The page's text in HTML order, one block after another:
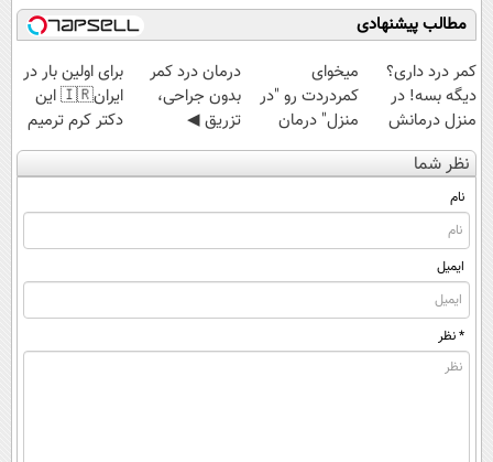
مطالب پیشنهادی
کمر درد داری؟
دیگه بسه! در
منزل درمانش
کن
(◀پرسش‌نامه)
میخوای
کمردردت رو "در
منزل" درمان
کنی؟ (◂فیلم +
◂پرسش‌نامه)
درمان درد کمر
بدون جراحی،
تزریق ◀
پرسش‌نامه رو پر
کن ▶
برای اولین بار در
ایران🇮🇷 این
دکتر کرم ترمیم
کننده 23 روزه
ساخت!
نظر شما
نام
ایمیل
* نظر